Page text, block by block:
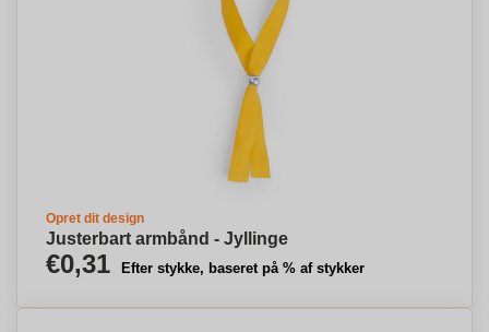
Opret dit design
Justerbart armbånd - Jyllinge
€0,31 Efter stykke, baseret på % af stykker